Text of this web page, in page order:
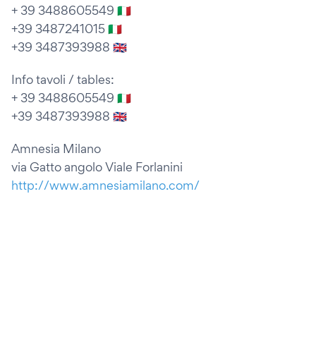
+ 39 3488605549 🇮🇹
+39 3487241015 🇮🇹
+39 3487393988 🇬🇧
Info tavoli / tables:
+ 39 3488605549 🇮🇹
+39 3487393988 🇬🇧
Amnesia Milano
via Gatto angolo Viale Forlanini
http://www.amnesiamilano.com/